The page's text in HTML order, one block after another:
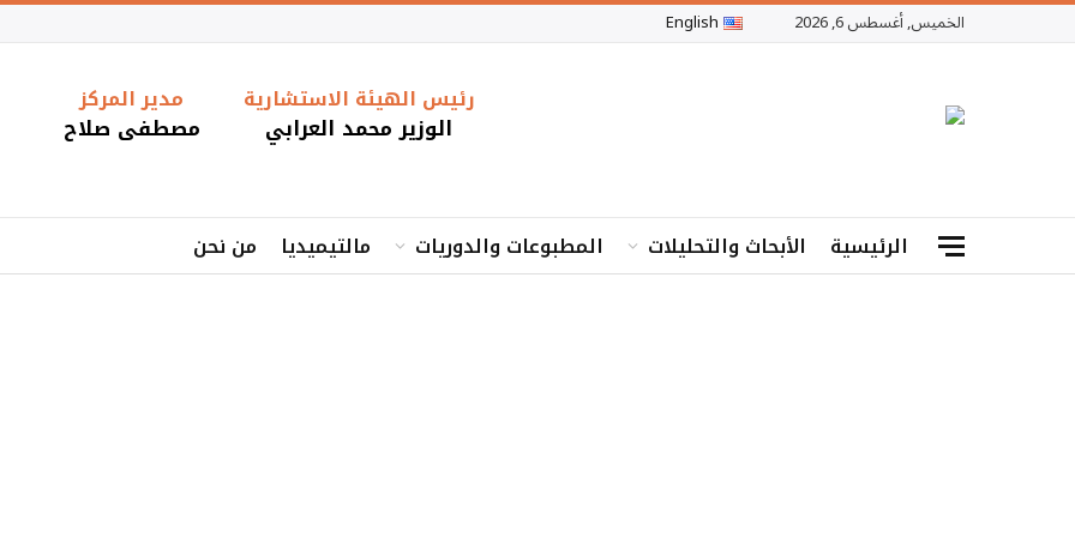
الخميس, أغسطس 6, 2026 English
رئيس الهيئة الاستشارية
الوزير محمد العرابي
مدير المركز
مصطفى صلاح
الرئيسية الأبحاث والتحليلات المطبوعات والدوريات مالتيميديا من نحن